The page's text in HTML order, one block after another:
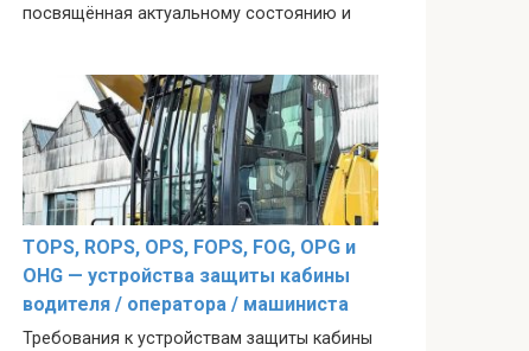
посвящённая актуальному состоянию и
TOPS, ROPS, OPS, FOPS, FOG, OPG и
OHG — устройства защиты кабины
водителя / оператора / машиниста
Требования к устройствам защиты кабины